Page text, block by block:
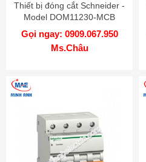
Thiết bị đóng cắt Schneider -
Model DOM11230-MCB
Gọi ngay: 0909.067.950
Ms.Châu